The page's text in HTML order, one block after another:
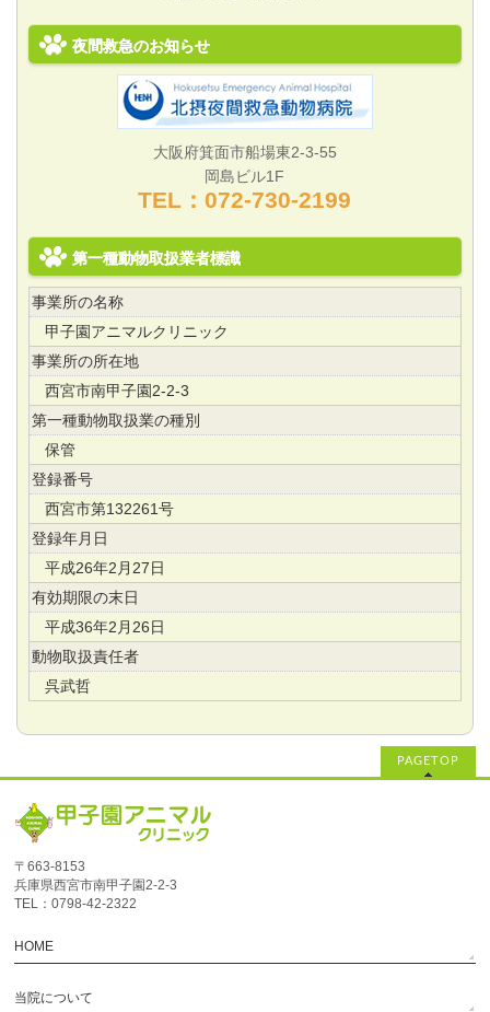
夜間救急のお知らせ
大阪府箕面市船場東2-3-55
岡島ビル1F
TEL：072‐730‐2199
第一種動物取扱業者標識
事業所の名称
甲子園アニマルクリニック
事業所の所在地
西宮市南甲子園2-2-3
第一種動物取扱業の種別
保管
登録番号
西宮市第132261号
登録年月日
平成26年2月27日
有効期限の末日
平成36年2月26日
動物取扱責任者
呉武哲
PAGETOP
〒663-8153
兵庫県西宮市南甲子園2‐2‐3
TEL：0798-42-2322
HOME
当院について